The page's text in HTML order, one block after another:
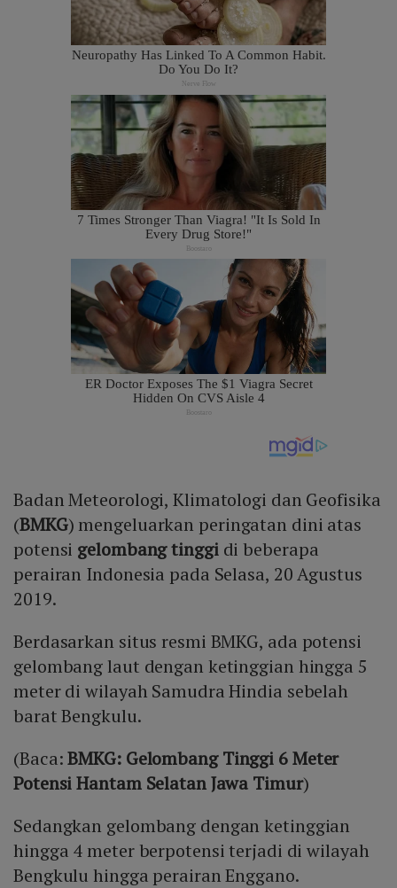
Badan Meteorologi, Klimatologi dan Geofisika
(BMKG) mengeluarkan peringatan dini atas
potensi gelombang tinggidi beberapa
perairan Indonesia pada Selasa, 20 Agustus
2019.
Berdasarkan situs resmi BMKG, ada potensi
gelombang laut dengan ketinggian hingga 5
meter di wilayah Samudra Hindia sebelah
barat Bengkulu.
(Baca:BMKG: Gelombang Tinggi 6 Meter
Potensi Hantam Selatan Jawa Timur)
Sedangkan gelombang dengan ketinggian
hingga 4 meter berpotensi terjadi di wilayah
Bengkulu hingga perairan Enggano.